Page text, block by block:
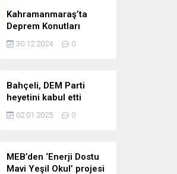
Kahramanmaraş’ta
Deprem Konutları
2025’te Teslim Edilecek
30.12.2024 0
Bahçeli, DEM Parti
heyetini kabul etti
02.01.2025 0
MEB’den ‘Enerji Dostu
Mavi Yeşil Okul’ projesi